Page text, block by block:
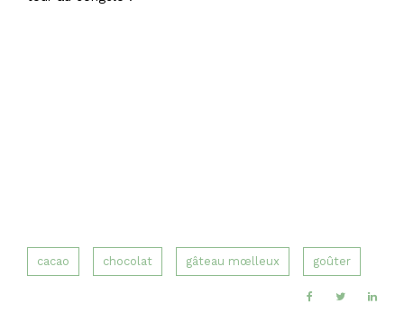
cacao chocolat gâteau mœlleux goûter